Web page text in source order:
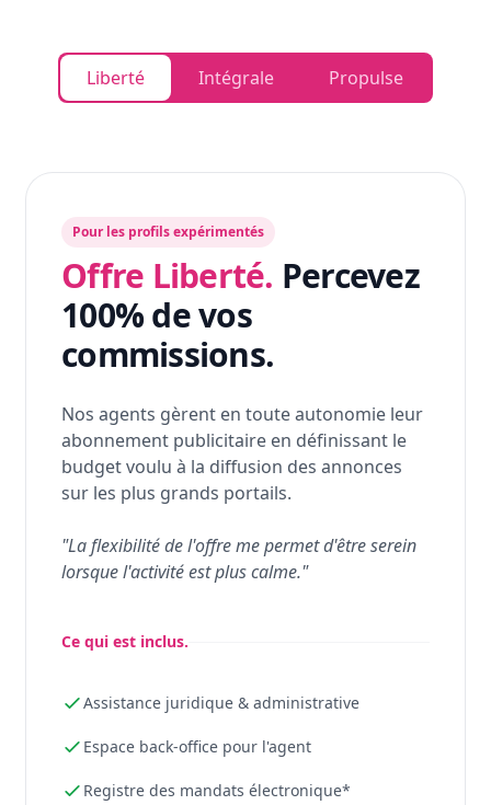
Liberté Intégrale Propulse
Pour les profils expérimentés
Offre Liberté. Percevez
100% de vos
commissions.
Nos agents gèrent en toute autonomie leur
abonnement publicitaire en définissant le
budget voulu à la diffusion des annonces
sur les plus grands portails.
"La flexibilité de l'offre me permet d'être serein
lorsque l'activité est plus calme."
Ce qui est inclus.
Assistance juridique & administrative
Espace back-office pour l'agent
Registre des mandats électronique*